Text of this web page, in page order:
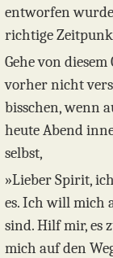
entworfen
richtige
Gehe von
vorher nicht
bisschen, wenn
heute Abend
selbst,
»Lieber Spirit,
es. Ich will mich
sind. Hilf mir, es
mich auf den